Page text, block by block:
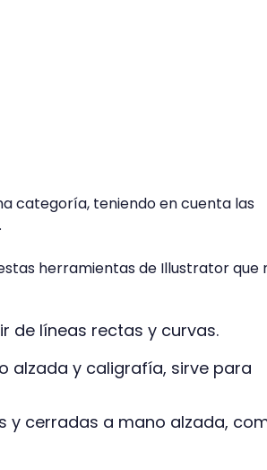
categoría, teniendo en cuenta las
.
herramientas de Illustrator que
de líneas rectas y curvas.
alzada y caligrafía, sirve para
y cerradas a mano alzada,